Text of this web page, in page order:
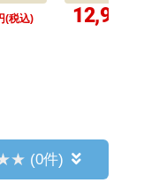
(税込) 12,900
(0件)